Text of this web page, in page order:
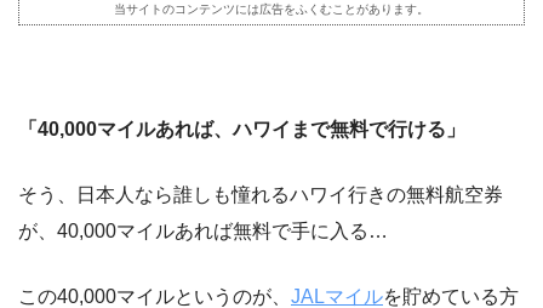
当サイトのコンテンツには広告をふくむことがあります。
「40,000マイルあれば、ハワイまで無料で行ける」
そう、日本人なら誰しも憧れるハワイ行きの無料航空券
が、40,000マイルあれば無料で手に入る…
この40,000マイルというのが、 JALマイルを貯めている方